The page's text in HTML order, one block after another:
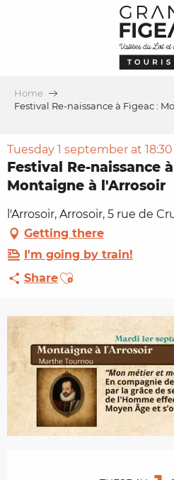
Home
Festival Re-naissance à Figeac :
Tuesday 1 september at 18:30
Festival Re-naissance
Montaigne à l'Arrosoir
l'Arrosoir, Arrosoir, 5 rue de
Getting there
I'm going by train!
ShareAjouter aux favoris